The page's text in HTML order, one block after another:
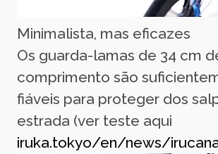
Minimalista, mas eficazes
Os guarda-lamas de 34 cm
comprimento são
fiáveis para proteger dos
estrada (ver teste aqui
iruka.tokyo/en/news/